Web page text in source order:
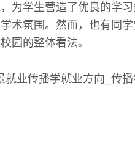
为学生营造了优良的学
术氛围。然而，也有同
园的整体看法。